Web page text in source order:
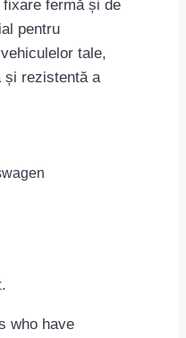
fermă și de
pentru
tale,
și rezistentă a
who have